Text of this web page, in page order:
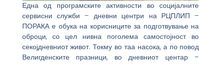
Една од програмските активности во социјалните
сервисни служби – дневни центри на РЦПЛИП –
ПОРАКА е обука на корисниците за подготвување на
оброци, со цел нивна поголема самостојност во
секојдневниот живот. Токму во таа насока, а по повод
Велигденските празници, во дневниот центар –